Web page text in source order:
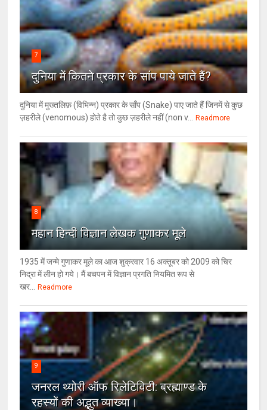
7
दुनिया में कितने प्रकार के सांप पाये जाते हैं?
दुनिया में मुख्तलिफ़ (विभिन्न) प्रकार के साँप (Snake) पाए जाते हैं जिनमें से कुछ
ज़हरीले (venomous) होते है तो कुछ ज़हरीले नहीं (non v...
Readmore
8
महान हिन्दी विज्ञान लेखक गुणाकर मूले
1935 में जन्मे गुणाकर मूले का आज शुक्रवार 16 अक्तूबर को 2009 को चिर
निद्रा में लीन हो गये। मैं बचपन में विज्ञान प्रगति नियमित रूप से
खर...
Readmore
9
जनरल थ्‍योरी ऑफ रिलेटिविटी: ब्रह्माण्‍ड के
रहस्‍यों की अद्भुत व्‍याख्‍या।